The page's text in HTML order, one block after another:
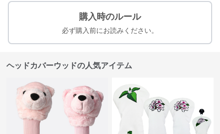
購入時のルール
必ず購入前にお読みください。
ヘッドカバーウッドの人気アイテム